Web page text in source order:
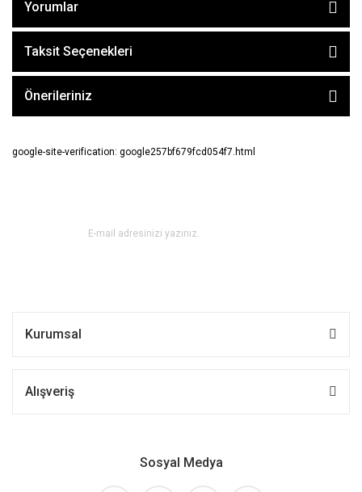
Yorumlar
Taksit Seçenekleri
Önerileriniz
google-site-verification: google257bf679fcd054f7.html
Kurumsal
Alışveriş
Sosyal Medya